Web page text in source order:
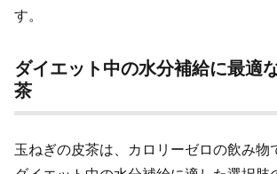
す。
ダイエット中の水分補給に最適
茶
玉ねぎの皮茶は、カロリーゼロの飲み物